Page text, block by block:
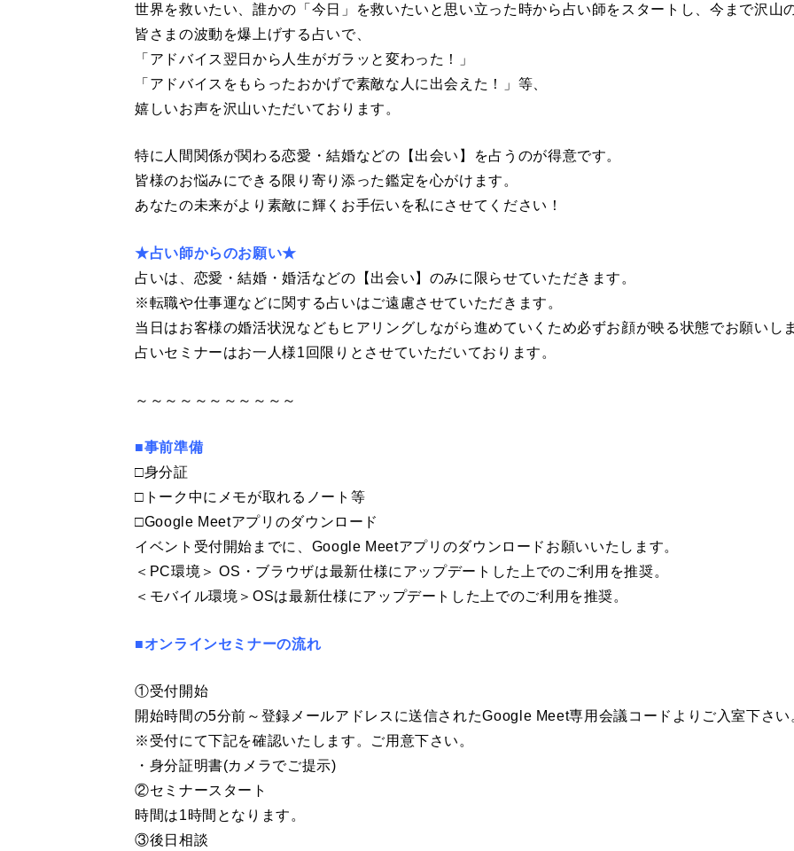
世界を救いたい、誰かの「今日」を救いたいと思い立った時から占い師をスタートし、今まで沢山
皆さまの波動を爆上げする占いで、
「アドバイス翌日から人生がガラッと変わった！」
「アドバイスをもらったおかげで素敵な人に出会えた！」等、
嬉しいお声を沢山いただいております。
特に人間関係が関わる恋愛・結婚などの【出会い】を占うのが得意です。
皆様のお悩みにできる限り寄り添った鑑定を心がけます。
あなたの未来がより素敵に輝くお手伝いを私にさせてください！
★占い師からのお願い★
占いは、恋愛・結婚・婚活などの【出会い】のみに限らせていただきます。
※転職や仕事運などに関する占いはご遠慮させていただきます。
当日はお客様の婚活状況などもヒアリングしながら進めていくため必ずお顔が映る状態でお願いし
占いセミナーはお一人様1回限りとさせていただいております。
～～～～～～～～～～～
■事前準備
□身分証
□トーク中にメモが取れるノート等
□Google Meetアプリのダウンロード
イベント受付開始までに、Google Meetアプリのダウンロードお願いいたします。
＜PC環境＞ OS・ブラウザは最新仕様にアップデートした上でのご利用を推奨。
＜モバイル環境＞OSは最新仕様にアップデートした上でのご利用を推奨。
■オンラインセミナーの流れ
①受付開始
開始時間の5分前～登録メールアドレスに送信されたGoogle Meet専用会議コードよりご入室下さい
※受付にて下記を確認いたします。ご用意下さい。
・身分証明書(カメラでご提示)
②セミナースタート
時間は1時間となります。
③後日相談